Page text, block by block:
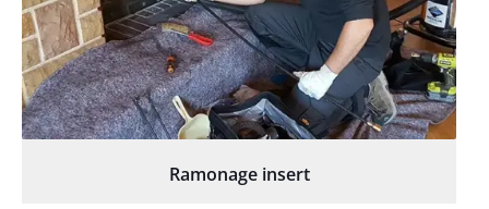
Ramonage insert